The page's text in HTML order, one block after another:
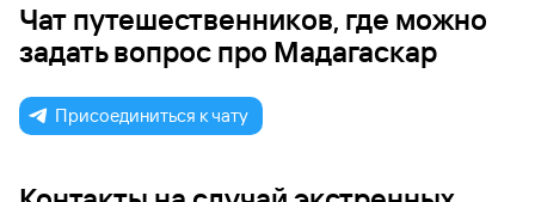
Чат путешественников, где можно
задать вопрос про Мадагаскар
Присоединиться к чату